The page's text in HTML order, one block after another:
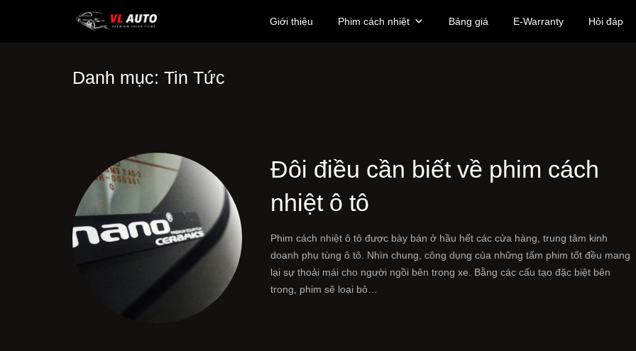
Giới thiệu Phim cách nhiệt Bảng giá E-Warranty Hỏi đáp
Danh mục: Tin Tức
Đôi điều cần biết về phim cách
nhiệt ô tô
Phim cách nhiệt ô tô được bày bán ở hầu hết các cửa hàng, trung tâm kinh
doanh phụ tùng ô tô. Nhìn chung, công dụng của những tấm phim tốt đều mang
lại sự thoải mái cho người ngồi bên trong xe. Bằng các cấu tạo đặc biệt bên
trong, phim sẽ loại bỏ…